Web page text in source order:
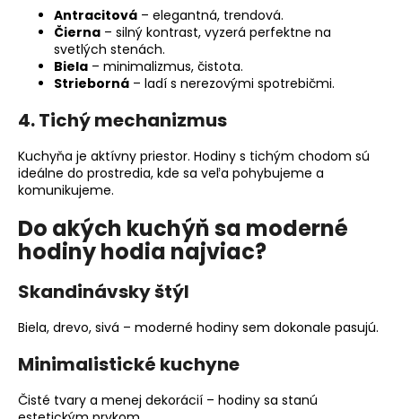
Antracitová – elegantná, trendová.
Čierna – silný kontrast, vyzerá perfektne na
svetlých stenách.
Biela – minimalizmus, čistota.
Strieborná – ladí s nerezovými spotrebičmi.
4. Tichý mechanizmus
Kuchyňa je aktívny priestor. Hodiny s tichým chodom sú
ideálne do prostredia, kde sa veľa pohybujeme a
komunikujeme.
Do akých kuchýň sa moderné
hodiny hodia najviac?
Skandinávsky štýl
Biela, drevo, sivá – moderné hodiny sem dokonale pasujú.
Minimalistické kuchyne
Čisté tvary a menej dekorácií – hodiny sa stanú